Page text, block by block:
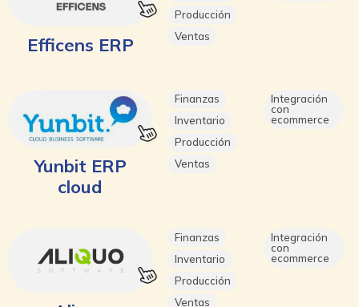
Efficens ERP
Producción
Ventas
Yunbit ERP
cloud
Finanzas
Inventario
Producción
Ventas
Integración
con
ecommerce
Finanzas
Inventario
Producción
Ventas
Integración
con
ecommerce